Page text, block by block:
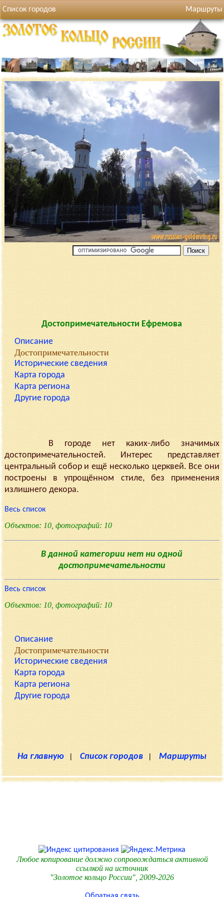
Список городов Маршруты
Достопримечательности Ефремова
Описание
Достопримечательности
Исторические сведения
Карта города
Карта региона
Другие города
В городе нет каких-либо значимых
достопримечательностей. Интерес представляет
центральный собор и ещё несколько церквей. Все они
построены в упрощённом стиле, без применения
излишнего декора.
Весь список
Объектов: 10, фотографий: 10
В данной категории нет ни одной
достопримечательности
Весь список
Объектов: 10, фотографий: 10
Описание
Достопримечательности
Исторические сведения
Карта города
Карта региона
Другие города
На главную | Список городов | Маршруты
Любое копирование должно сопровождаться активной
ссылкой на источник
"Золотое кольцо России", 2009-2026